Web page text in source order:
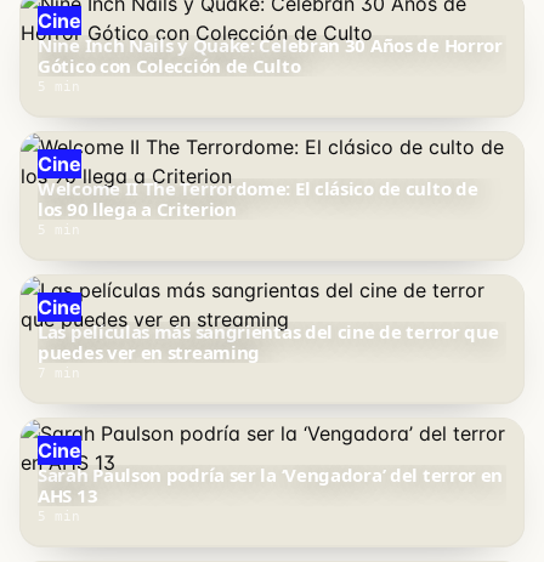
Cine
Nine Inch Nails y Quake: Celebran 30 Años de Horror
Gótico con Colección de Culto
5 min
Cine
Welcome II The Terrordome: El clásico de culto de
los 90 llega a Criterion
5 min
Cine
Las películas más sangrientas del cine de terror que
puedes ver en streaming
7 min
Cine
Sarah Paulson podría ser la ‘Vengadora’ del terror en
AHS 13
5 min